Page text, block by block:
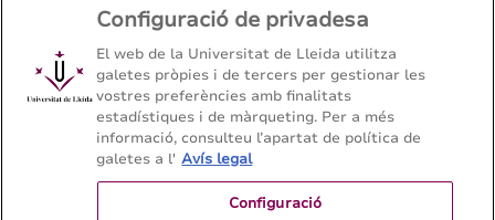
Grau en Biotecnologia
Escola Tècnica Superior d'Enginyeria Agroalimentària i
Forestal i de Veterinària - Universitat de Lleida
Contacte
Configuració de privadesa
El web de la Universitat de Lleida utilitza
galetes pròpies i de tercers per gestionar les
vostres preferències amb finalitats
estadístiques i de màrqueting. Per a més
informació, consulteu l’apartat de política de
galetes a l' Avís legal
Configuració